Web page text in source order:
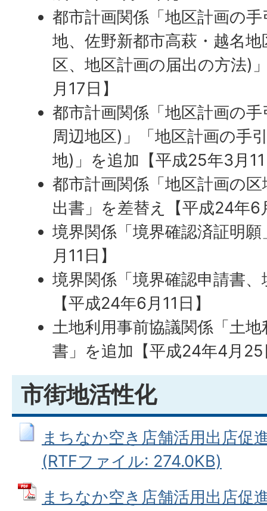
都市計画関係「地区計画の
地、佐野新都市高萩・越名
区、地区計画の届出の方法)
月17日】
都市計画関係「地区計画の
周辺地区)」「地区計画の手
地)」を追加【平成25年3月
都市計画関係「地区計画の
出書」を差替え【平成24年6
境界関係「境界確認済証明
月11日】
境界関係「境界確認申請書
【平成24年6月11日】
土地利用事前協議関係「土
書」を追加【平成24年4月25
市街地活性化
まちなか空き店舗活用出店促
(RTFファイル: 274.0KB)
まちなか空き店舗活用出店促